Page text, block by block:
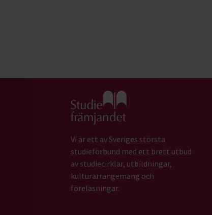
Gå till studiefrämjandets startsida
Vi är ett av Sveriges största
studieförbund med ett brett utbud
av studiecirklar, utbildningar,
kulturarrangemang och
föreläsningar.